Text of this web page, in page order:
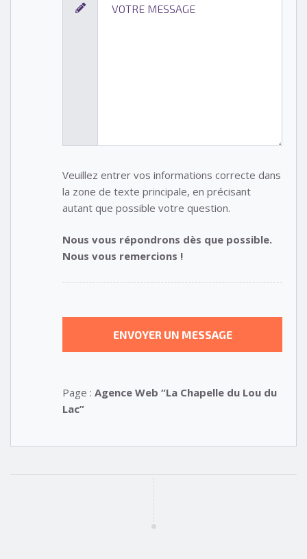
Veuillez entrer vos informations correcte dans
la zone de texte principale, en précisant
autant que possible votre question.
Nous vous répondrons dès que possible.
Nous vous remercions !
Page : Agence Web “La Chapelle du Lou du
Lac”